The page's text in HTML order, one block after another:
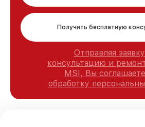
Получить бесплатную
Отправляя
консультацию и
MSI, Вы
обработку